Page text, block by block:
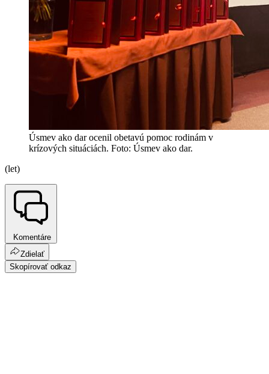
Úsmev ako dar ocenil obetavú pomoc rodinám v
krízových situáciách. Foto: Úsmev ako dar.
(let)
Komentáre
Zdielať
Skopírovať odkaz